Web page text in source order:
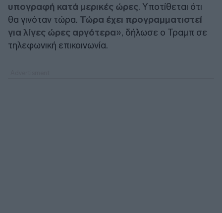
υπογραφή κατά μερικές ώρες. Υποτίθεται ότι
θα γινόταν τώρα. Τώρα έχει προγραμματιστεί
για λίγες ώρες αργότερα», δήλωσε ο Τραμπ σε
τηλεφωνική επικοινωνία.